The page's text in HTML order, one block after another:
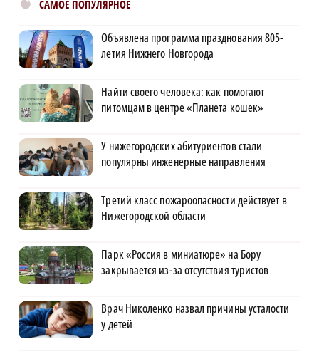
САМОЕ ПОПУЛЯРНОЕ
Объявлена программа празднования 805-
летия Нижнего Новгорода
Найти своего человека: как помогают
питомцам в центре «Планета кошек»
У нижегородских абитуриентов стали
популярны инженерные направления
Третий класс пожароопасности действует в
Нижегородской области
Парк «Россия в миниатюре» на Бору
закрывается из-за отсутствия туристов
Врач Николенко назвал причины усталости
у детей